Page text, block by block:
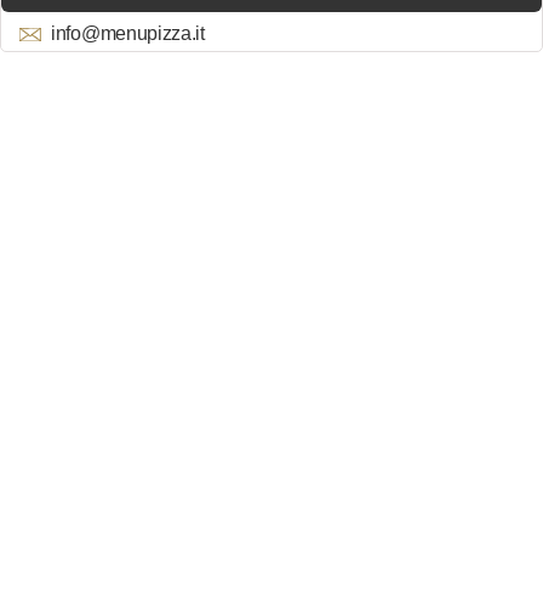
info@menupizza.it